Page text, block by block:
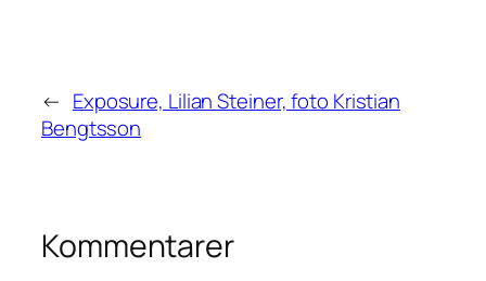
← Exposure, Lilian Steiner, foto Kristian
Bengtsson
Kommentarer